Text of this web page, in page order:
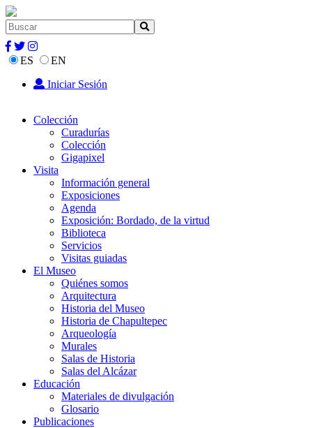
ES
EN
Iniciar Sesión
Colección
Curadurías
Colección
Gigapixel
Visita
Información general
Exposiciones
Agenda
Exposición: Bordado, de la virtud
Biblioteca
Servicios
Visitas guiadas
El Museo
Quiénes somos
Arquitectura
Historia del Museo
Historia de Chapultepec
Arqueología
Murales
Salas de Historia
Salas del Alcázar
Educación
Materiales de divulgación
Glosario
Publicaciones